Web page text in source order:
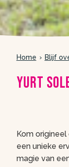
Home Blijf
Yurt
Kom
een unieke
magie van